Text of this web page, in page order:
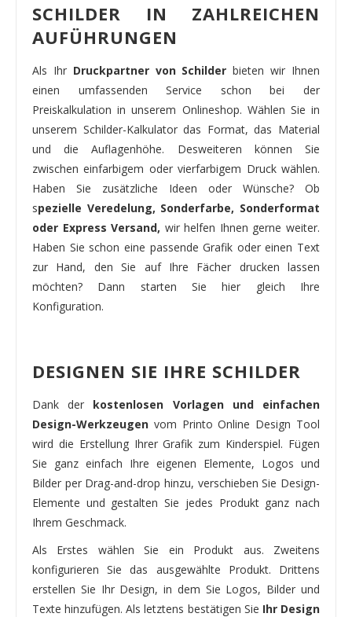
SCHILDER IN ZAHLREICHEN
AUFÜHRUNGEN
Als Ihr Druckpartner von Schilderbieten wir Ihnen
einen umfassenden Service schon bei der
Preiskalkulation in unserem Onlineshop. Wählen Sie in
unserem Schilder-Kalkulator das Format, das Material
und die Auflagenhöhe. Desweiteren können Sie
zwischen einfarbigem oder vierfarbigem Druck wählen.
Haben Sie zusätzliche Ideen oder Wünsche? Ob
spezielle Veredelung, Sonderfarbe, Sonderformat
oder Express Versand, wir helfen Ihnen gerne weiter.
Haben Sie schon eine passende Grafik oder einen Text
zur Hand, den Sie auf Ihre Fächer drucken lassen
möchten? Dann starten Sie hier gleich Ihre
Konfiguration.
DESIGNEN SIE IHRE SCHILDER
Dank der kostenlosen Vorlagen und einfachen
Design-Werkzeugen vom Printo Online Design Tool
wird die Erstellung Ihrer Grafik zum Kinderspiel. Fügen
Sie ganz einfach Ihre eigenen Elemente, Logos und
Bilder per Drag-and-drop hinzu, verschieben Sie Design-
Elemente und gestalten Sie jedes Produkt ganz nach
Ihrem Geschmack.
Als Erstes wählen Sie ein Produkt aus. Zweitens
konfigurieren Sie das ausgewählte Produkt. Drittens
erstellen Sie Ihr Design, in dem Sie Logos, Bilder und
Texte hinzufügen. Als letztens bestätigen Sie Ihr Design